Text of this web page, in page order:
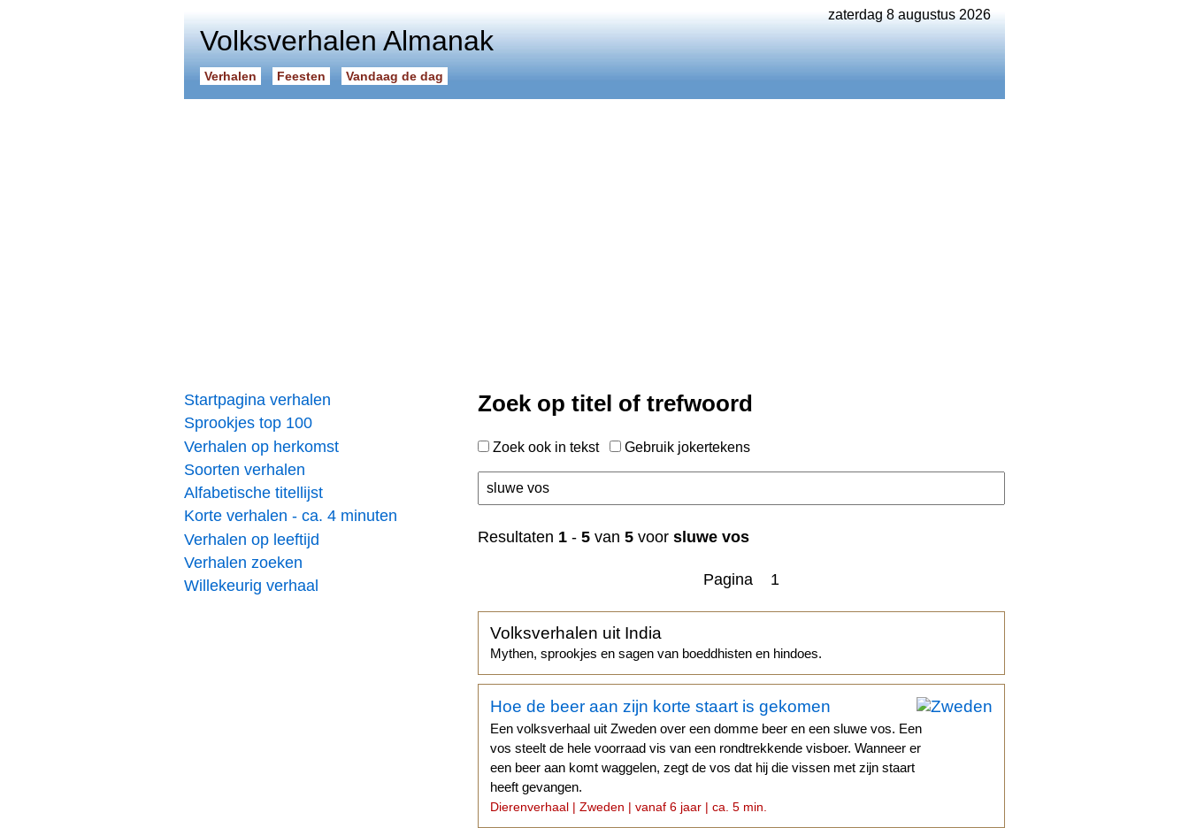
zaterdag 8 augustus 2026
Volksverhalen Almanak
Verhalen Feesten Vandaag de dag
Startpagina verhalen
Sprookjes top 100
Verhalen op herkomst
Soorten verhalen
Alfabetische titellijst
Korte verhalen - ca. 4 minuten
Verhalen op leeftijd
Verhalen zoeken
Willekeurig verhaal
Zoek op titel of trefwoord
Zoek ook in tekst Gebruik jokertekens
Resultaten 1 - 5 van 5 voor sluwe vos
Pagina 1
Volksverhalen uit India
Mythen, sprookjes en sagen van boeddhisten en hindoes.
Hoe de beer aan zijn korte staart is gekomen
Een volksverhaal uit Zweden over een domme beer en een sluwe vos. Een
vos steelt de hele voorraad vis van een rondtrekkende visboer. Wanneer er
een beer aan komt waggelen, zegt de vos dat hij die vissen met zijn staart
heeft gevangen.
Dierenverhaal | Zweden | vanaf 6 jaar | ca. 5 min.